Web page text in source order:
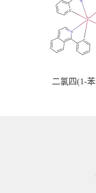
二氯四(1-